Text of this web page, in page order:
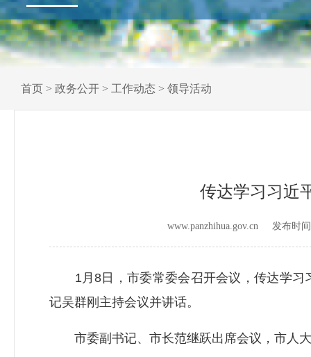
首页 > 政务公开 > 工作动态 > 领导活动
传达学习习近
www.panzhihua.gov.cn 发布时
1月8日，市委常委会召开会议，传达学习
记吴群刚主持会议并讲话。
市委副书记、市长范继跃出席会议，市人大